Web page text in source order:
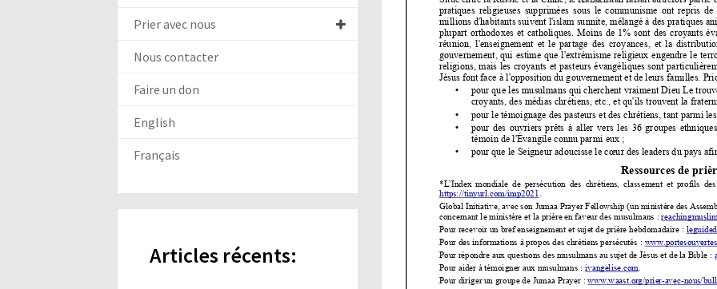
Prier avec nous
Nous contacter
Faire un don
English
Français
Articles récents: